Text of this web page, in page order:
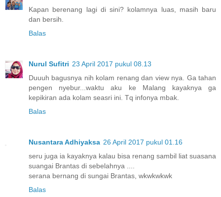
Kapan berenang lagi di sini? kolamnya luas, masih baru
dan bersih.
Balas
Nurul Sufitri 23 April 2017 pukul 08.13
Duuuh bagusnya nih kolam renang dan view nya. Ga tahan
pengen nyebur...waktu aku ke Malang kayaknya ga
kepikiran ada kolam seasri ini. Tq infonya mbak.
Balas
Nusantara Adhiyaksa 26 April 2017 pukul 01.16
seru juga ia kayaknya kalau bisa renang sambil liat suasana
suangai Brantas di sebelahnya ....
serana bernang di sungai Brantas, wkwkwkwk
Balas